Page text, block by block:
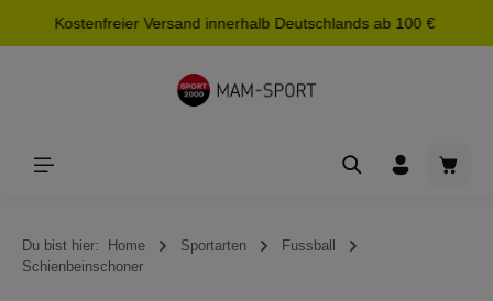
springen
Kostenfreier Versand innerhalb Deutschlands ab 100 €
Du bist hier: Home Sportarten
Fussball
Schienbeinschoner